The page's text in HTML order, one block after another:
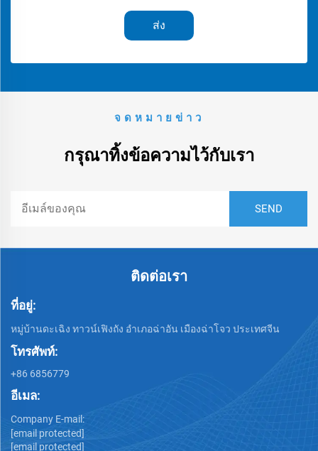
ส่ง
จดหมายข่าว
กรุณาทิ้งข้อความไว้กับเรา
ติดต่อเรา
ที่อยู่:
หมู่บ้านดะเฉิง ทาวน์เฟิงถัง อำเภอฉ่าอัน เมืองฉ่าโจว ประเทศจีน
โทรศัพท์:
+86 6856779
อีเมล:
Company E-mail:
[email protected]
[email protected]